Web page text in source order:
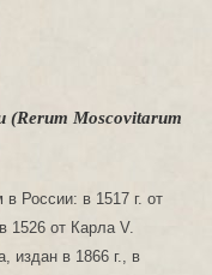
(Rerum Moscovitarum
России: в 1517 г. от
1526 от Карла V.
издан в 1866 г., в